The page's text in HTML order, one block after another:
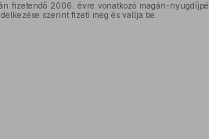
fizetendő 2006. évre vonatkozó magán-
szerint fizeti meg és vallja be.